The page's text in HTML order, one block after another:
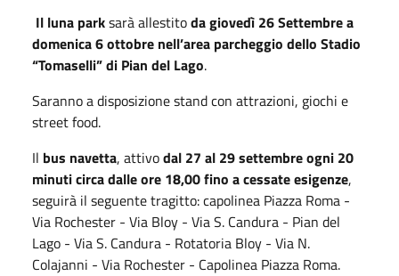
Il luna parksarà allestitoda giovedì 26 Settembre a
domenica 6 ottobre nell’area parcheggio dello Stadio
“Tomaselli” di Pian del Lago.
Saranno a disposizione stand con attrazioni, giochi e
street food.
Il bus navetta, attivodal 27 al 29 settembre ogni 20
minuti circa dalle ore 18,00 fino a cessate esigenze,
seguirà il seguente tragitto: capolinea Piazza Roma -
Via Rochester - Via Bloy - Via S. Candura - Pian del
Lago - Via S. Candura - Rotatoria Bloy - Via N.
Colajanni - Via Rochester - Capolinea Piazza Roma.